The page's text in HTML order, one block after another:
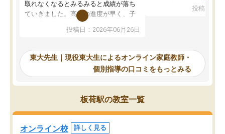
取れなくなるとみるみると成績が落ち
ていきました。高校の進度が早く、子
供も家に帰って勉強の話すると嫌な反
応を示します。東大先生にお願いして
れるので、親としても安心です。毎日
使える自習室とかもあり、わからない
ところがあれば先生が回答してくれる
のも重宝しています。
投稿日：2026年06月26日
で、当初は模試でD判定
自習室が毎日使えていつ
るのが心強かったよう
謝です。
投稿日：
東大先生｜現役東大生によるオンライン家庭教師・
個別指導の口コミをもっとみる
板荷駅の教室一覧
オンライン校 詳しく見る